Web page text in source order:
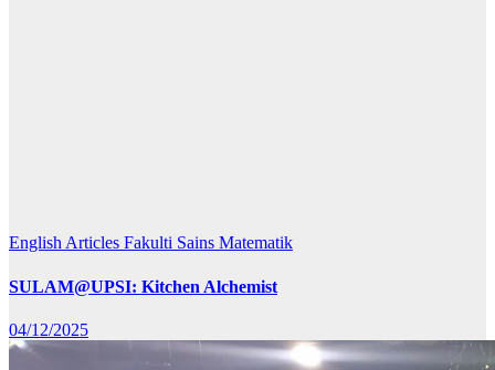
English Articles Fakulti Sains Matematik
SULAM@UPSI: Kitchen Alchemist
04/12/2025